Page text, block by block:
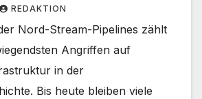
REDAKTION
Nord-Stream-Pipelines zählt
Angriffen auf
in der
Bis heute bleiben viele